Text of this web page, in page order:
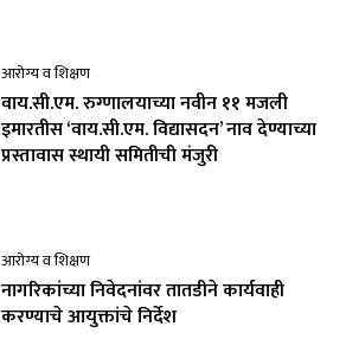
आरोग्य व शिक्षण
वाय.सी.एम. रुग्णालयाच्या नवीन ११ मजली
इमारतीस ‘वाय.सी.एम. विद्यासदन’ नाव देण्याच्या
प्रस्तावास स्थायी समितीची मंजुरी
आरोग्य व शिक्षण
नागरिकांच्या निवेदनांवर तातडीने कार्यवाही
करण्याचे आयुक्तांचे निर्देश